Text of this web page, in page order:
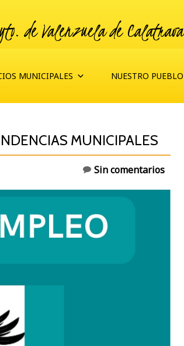
de Valenzuela de Calatrava
MUNICIPALES NUESTRO PUEBLO
MUNICIPALES
Sin comentarios